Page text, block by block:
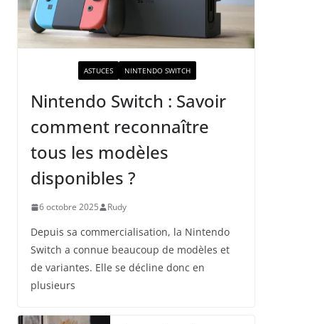
ASTUCES NINTENDO SWITCH
Nintendo Switch : Savoir
comment reconnaître
tous les modèles
disponibles ?
6 octobre 2025 Rudy
Depuis sa commercialisation, la Nintendo
Switch a connue beaucoup de modèles et
de variantes. Elle se décline donc en
plusieurs